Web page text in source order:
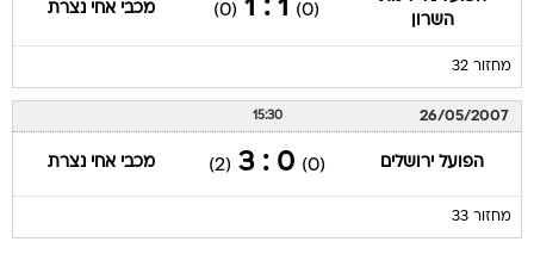
השרון
(0)
1 : 1
(0) מכבי אחי נצרת
מחזור 32
26/05/2007
15:30
הפועל ירושלים (0)
0 : 3
(2) מכבי אחי נצרת
מחזור 33